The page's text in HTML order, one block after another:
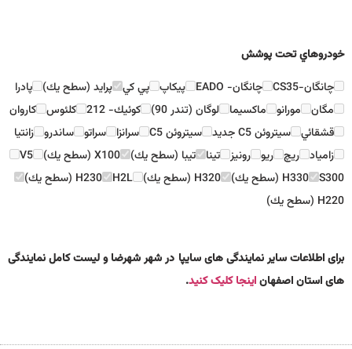
خودروهاي تحت پوشش
چانگان-CS35
چانگان- EADO پيكاپ پي كي پرايد (سطح يك) پادرا
مگان مورانو ماكسيما لوگان (تندر 90) كوئيك- 212 كلئوس كاروان
قشقائي سيتروئن C5 جديد سيتروئن C5 سرانزا سراتو ساندرو زانتيا
زامياد
ريچ ريو رونيز تينا تيبا (سطح يك) X100 (سطح يك)
V5
S300 H330 (سطح يك) H320 (سطح يك) H2L H230 (سطح يك)
H220 (سطح يك)
برای اطلاعات سایر نمایندگی های سایپا در شهر شهرضا و لیست کامل نمایندگی
های استان اصفهاناینجا کلیک کنید.